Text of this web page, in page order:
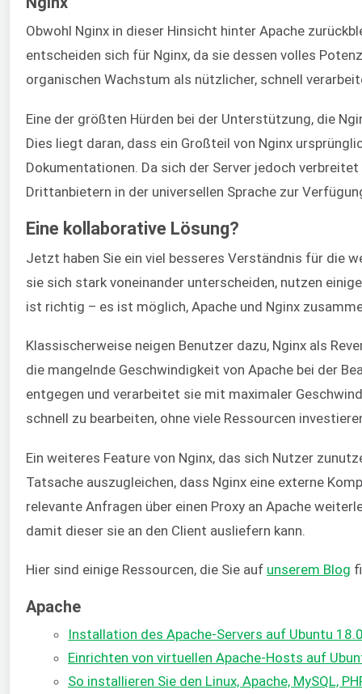
Obwohl Nginx in dieser Hinsicht hinter Apache
entscheiden sich für Nginx, da sie dessen volles
organischen Wachstum als nützlicher, schnell
Eine der größten Hürden bei der Unterstützung, die
Dies liegt daran, dass ein Großteil von Nginx
Dokumentationen. Da sich der Server jedoch
Drittanbietern in der universellen Sprache zur
Eine kollaborative Lösung?
Jetzt haben Sie ein viel besseres Verständnis für die
sie sich stark voneinander unterscheiden, nutzen
ist richtig – es ist möglich, Apache und Nginx
Klassischerweise neigen Benutzer dazu, Nginx als
die mangelnde Geschwindigkeit von Apache bei der
entgegen und verarbeitet sie mit maximaler
schnell zu bearbeiten, ohne viele Ressourcen
Ein weiteres Feature von Nginx, das sich Nutzer
Tatsache auszugleichen, dass Nginx eine externe
relevante Anfragen über einen Proxy an Apache
damit dieser sie an den Client ausliefern kann.
Hier sind einige Ressourcen, die Sie auf unserem Blog
Apache
Installation des Apache-Servers auf Ubuntu
Einrichten von virtuellen Apache-Hosts auf
So installieren Sie den Linux, Apache, MySQL,